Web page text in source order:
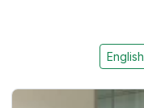
English